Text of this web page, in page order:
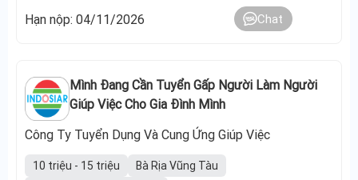
Hạn nộp: 04/11/2026 Chat
Mình Đang Cần Tuyển Gấp Người Làm Người
Giúp Việc Cho Gia Đình Mình
Công Ty Tuyển Dụng Và Cung Ứng Giúp Việc
10 triệu - 15 triệu
Bà Rịa Vũng Tàu